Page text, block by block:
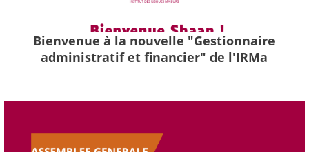
Bienvenue à la nouvelle "Gestionnaire
administratif et financier" de l'IRMa